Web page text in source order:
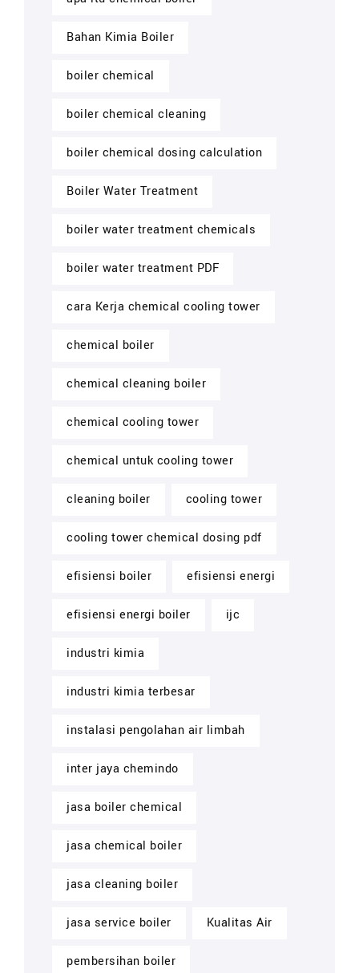
Bahan Kimia Boiler
boiler chemical
boiler chemical cleaning
boiler chemical dosing calculation
Boiler Water Treatment
boiler water treatment chemicals
boiler water treatment PDF
cara Kerja chemical cooling tower
chemical boiler
chemical cleaning boiler
chemical cooling tower
chemical untuk cooling tower
cleaning boiler cooling tower
cooling tower chemical dosing pdf
efisiensi boiler efisiensi energi
efisiensi energi boiler ijc
industri kimia
industri kimia terbesar
instalasi pengolahan air limbah
inter jaya chemindo
jasa boiler chemical
jasa chemical boiler
jasa cleaning boiler
jasa service boiler Kualitas Air
pembersihan boiler